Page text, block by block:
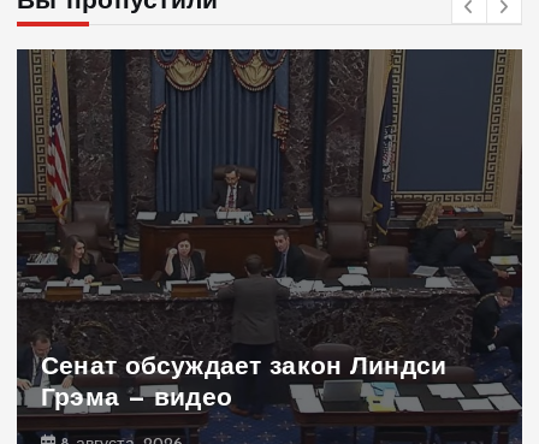
Сенат обсуждает закон Линдси
Грэма — видео